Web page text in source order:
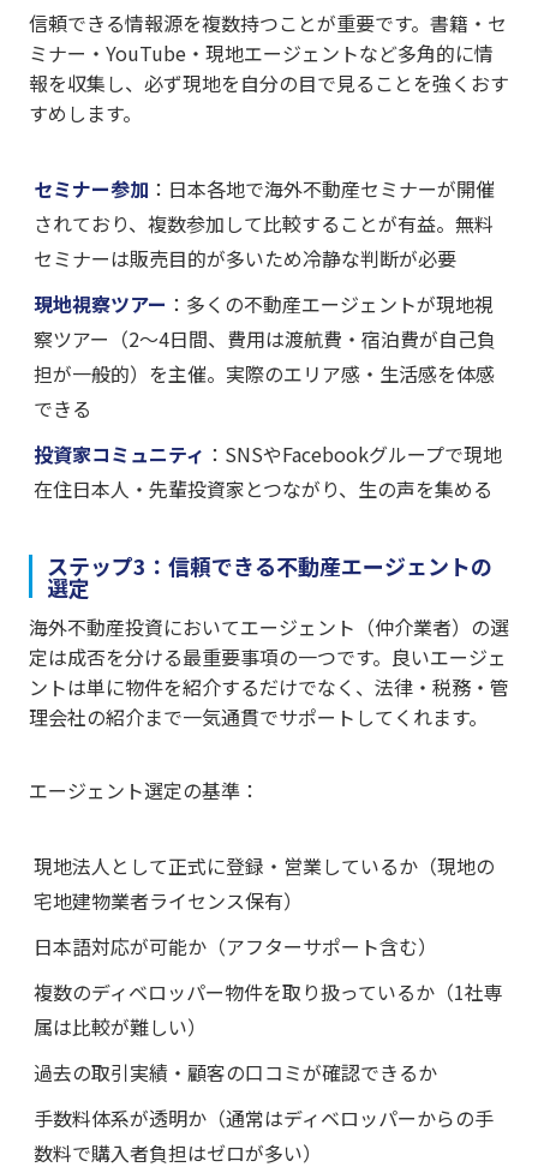
信頼できる情報源を複数持つことが重要です。書籍・セ
ミナー・YouTube・現地エージェントなど多角的に情
報を収集し、必ず現地を自分の目で見ることを強くおす
すめします。
セミナー参加 ：日本各地で海外不動産セミナーが開催
されており、複数参加して比較することが有益。無料
セミナーは販売目的が多いため冷静な判断が必要
現地視察ツアー ：多くの不動産エージェントが現地視
察ツアー（2〜4日間、費用は渡航費・宿泊費が自己負
担が一般的）を主催。実際のエリア感・生活感を体感
できる
投資家コミュニティ ：SNSやFacebookグループで現地
在住日本人・先輩投資家とつながり、生の声を集める
ステップ3：信頼できる不動産エージェントの
選定
海外不動産投資においてエージェント（仲介業者）の選
定は成否を分ける最重要事項の一つです。良いエージェ
ントは単に物件を紹介するだけでなく、法律・税務・管
理会社の紹介まで一気通貫でサポートしてくれます。
エージェント選定の基準：
現地法人として正式に登録・営業しているか（現地の
宅地建物業者ライセンス保有）
日本語対応が可能か（アフターサポート含む）
複数のディベロッパー物件を取り扱っているか（1社専
属は比較が難しい）
過去の取引実績・顧客の口コミが確認できるか
手数料体系が透明か（通常はディベロッパーからの手
数料で購入者負担はゼロが多い）